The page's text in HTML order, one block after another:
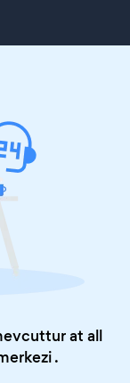
at all
.